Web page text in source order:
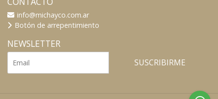
info@michayco.com.ar
Botón de arrepentimiento
NEWSLETTER
SUSCRIBIRME